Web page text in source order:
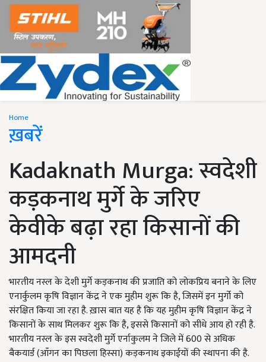
Home
ख़बरें
Kadaknath Murga: स्वदेशी
कड़कनाथ मुर्गे के जरिए
केवीके बढ़ा रहा किसानों की
आमदनी
भारतीय नस्ल के देशी मुर्गे कड़कनाथ की प्रजाति को लोकप्रिय बनाने के लिए
एनार्कुलम कृषि विज्ञान केंद्र ने एक मुहीम शुरू कि है, जिसमें इन मुर्गो को
संरक्षित किया जा रहा है. ख़ास बात यह है कि यह मुहीम कृषि विज्ञान केंद्र ने
किसानों के साथ मिलकर शुरू कि है, इससे किसानों को सीधे आय हो रही है.
भारतीय नस्ल के इस स्वदेशी मुर्गे एर्नाकुलम ने जिले में 600 से अधिक
बैकयार्ड (आँगन का पिछला हिस्सा) कड़कनाथ इकाईयों की स्थापना की है.